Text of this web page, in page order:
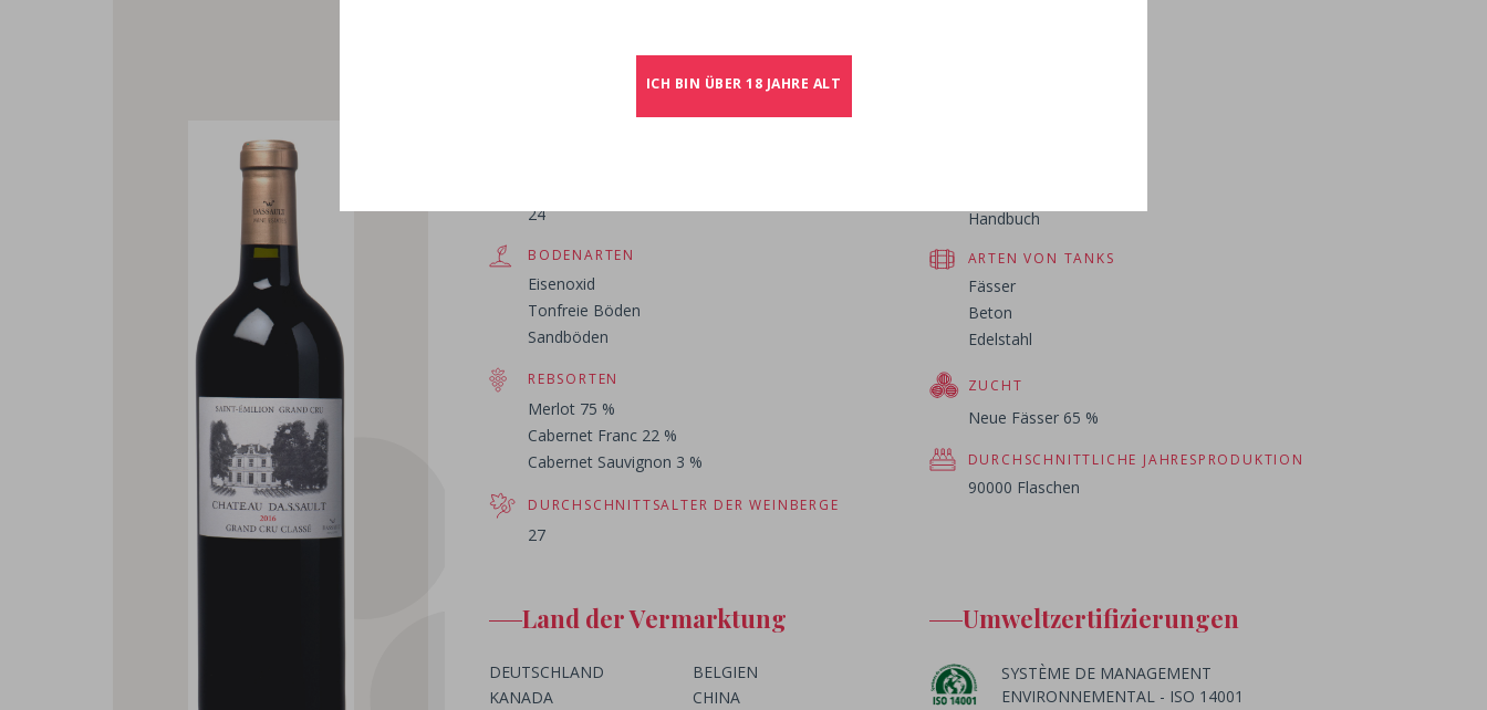
ICH BIN ÜBER 18 JAHRE ALT
24
BODENARTEN
Eisenoxid
Tonfreie Böden
Sandböden
REBSORTEN
Merlot 75 %
Cabernet Franc 22 %
Cabernet Sauvignon 3 %
DURCHSCHNITTSALTER DER WEINBERGE
27
Handbuch
ARTEN VON TANKS
Fässer
Beton
Edelstahl
ZUCHT
Neue Fässer 65 %
DURCHSCHNITTLICHE JAHRESPRODUKTION
90000 Flaschen
Land der Vermarktung
DEUTSCHLAND
BELGIEN
KANADA
CHINA
Umweltzertifizierungen
SYSTÈME DE MANAGEMENT
ENVIRONNEMENTAL - ISO 14001